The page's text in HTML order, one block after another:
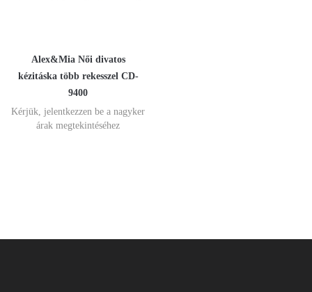
Alex&Mia Női divatos
kézitáska több rekesszel CD-
9400
Kérjük, jelentkezzen be a nagyker
árak megtekintéséhez